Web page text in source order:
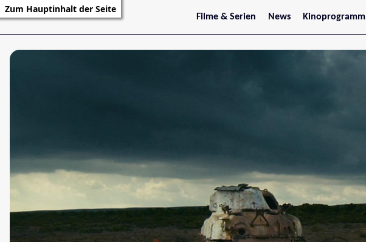
Zum Hauptinhalt der Seite
Filme & Serien
Trailer
News
Stars
Kinoprogramm
Jetzt im Kino